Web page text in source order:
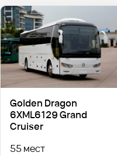
Golden Dragon
6XML6129 Grand
Cruiser
55 мест